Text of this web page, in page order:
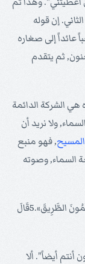
الثاني. إن قوله
عائداً إلى صغاره
ثم يتقدم
الشركة الدائمة
ولا نريد أن
المسيح, فهو منبع
السماء, وصوته
تَكُونُونَ أَنْتُمْ أَيْضاً 4وَتَعْلَمُونَ حَيْثُ أَنَا أَذْهَبُ وَتَعْلَمُونَ الطَّرِيقَ».5قَالَ
أيضاً". ألا